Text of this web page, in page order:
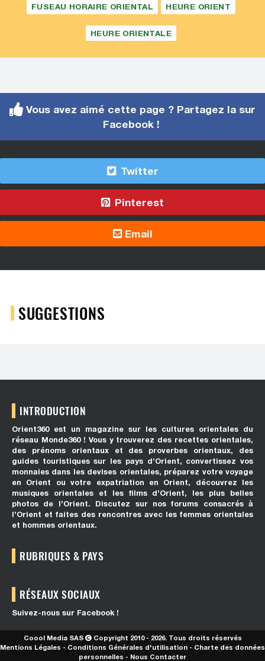
FUSEAU HORAIRE ORIENTAL HEURE ORIENT
HEURE ORIENTALE
Vous avez aimé cette page ? Partagez la sur
Facebook !
Twitter
Pinterest
Email
SUGGESTIONS
INTRODUCTION
Orient360 est un magazine sur les cultures orientales du
réseau Monde360 ! Vous y trouverez des recettes orientales,
des prénoms orientaux et des proverbes orientaux, des
guides touristiques sur les pays d’Orient, convertissez vos
monnaies dans les devises orientales, préparez votre voyage
en Orient ou votre expatriation en Orient, découvrez les
musiques orientales et les films d’Orient, les plus belles
photos de l’Orient. Discutez sur nos forums consacrés à
l’Orient et faites des rencontres avec les femmes orientales
et hommes orientaux.
RUBRIQUES & PAYS
RÉSEAUX SOCIAUX
Suivez-nous sur Facebook !
Coool Media SAS
Copyright 2010 - 2026. Tous droits réservés
Mentions Légales - Conditions Générales d'utilisation - Charte des données
personnelles - Nous Contacter